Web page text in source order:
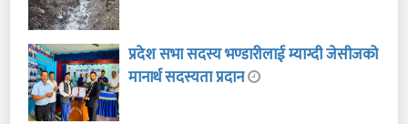
प्रदेश सभा सदस्य भण्डारीलाई म्याग्दी जेसीजको
मानार्थ सदस्यता प्रदान